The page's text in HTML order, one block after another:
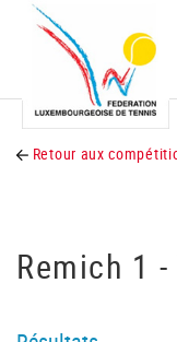
Retour aux
Remich 1